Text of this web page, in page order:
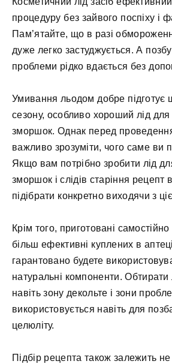
процедуру без зайвого поспіху і
Пам’ятайте, що в разі
дуже легко застуджується. А
проблеми рідко вдається без
Умивання льодом добре підготує
сезону, особливо хороший лід для
зморшок. Однак перед
важливо зрозуміти, чого саме ви
Якщо вам потрібно зробити лід
зморшок і слідів старіння рецепт
підібрати конкретно виходячи з
Крім того, приготовані
більш ефективні куплених в
гарантовано будете
натуральні компоненти.
навіть зону декольте і зони
використовується навіть для
целюліту.
Підбір рецепта також залежить не